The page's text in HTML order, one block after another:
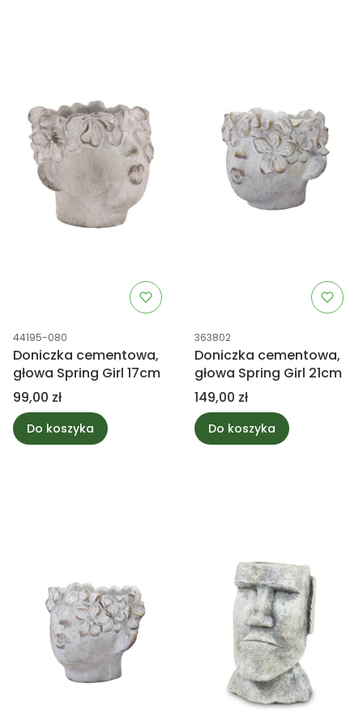
Kod produktu
44195-080
Doniczka cementowa,
głowa Spring Girl 17cm
Cena
99,00 zł
Do koszyka
Kod produktu
363802
Doniczka cementowa,
głowa Spring Girl 21cm
Cena
149,00 zł
Do koszyka